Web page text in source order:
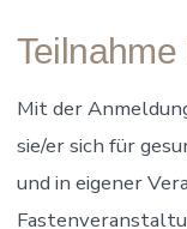
Mit der
sie/er sich für
und in eigener